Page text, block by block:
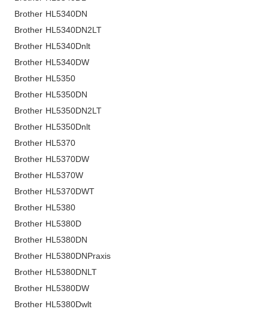
Brother HL5340DN
Brother HL5340DN2LT
Brother HL5340Dnlt
Brother HL5340DW
Brother HL5350
Brother HL5350DN
Brother HL5350DN2LT
Brother HL5350Dnlt
Brother HL5370
Brother HL5370DW
Brother HL5370W
Brother HL5370DWT
Brother HL5380
Brother HL5380D
Brother HL5380DN
Brother HL5380DNPraxis
Brother HL5380DNLT
Brother HL5380DW
Brother HL5380Dwlt